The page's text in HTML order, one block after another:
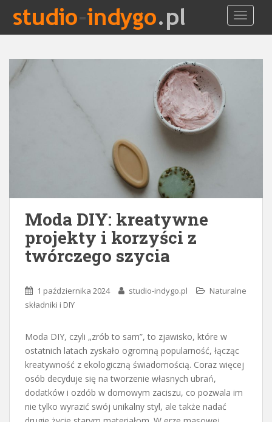
i
Moda DIY: kreatywne
projekty i korzyści z
twórczego szycia
1 października 2024 studio-indygo.pl
Naturalne
składniki i DIY
Moda DIY, czyli „zrób to sam”, to zjawisko, które w
ostatnich latach zyskało ogromną popularność, łącząc
kreatywność z ekologiczną świadomością. Coraz więcej
osób decyduje się na tworzenie własnych ubrań,
dodatków i ozdób w domowym zaciszu, co pozwala im
nie tylko wyrazić swój unikalny styl, ale także nadać